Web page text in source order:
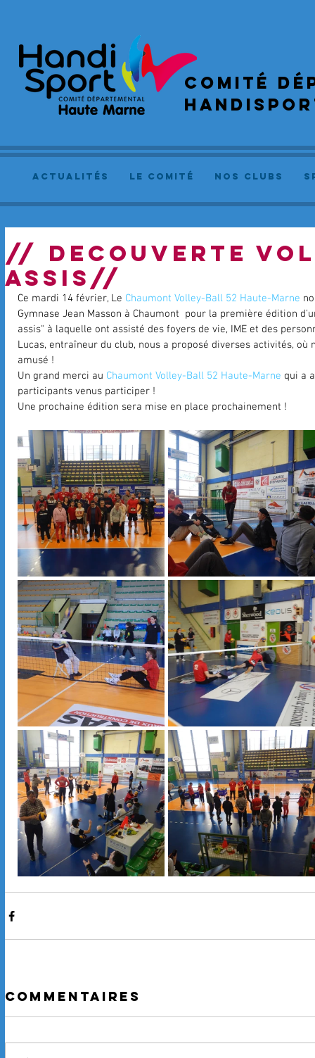
COMIté
actualités le comité NOS CLUBS
// DECOUVERTE
ASSIS//
Ce mardi 14 février, Le Chaumont Volley-Ball 52 Haute-Marne
Gymnase Jean Masson à Chaumont  pour la première édition
assis" à laquelle ont assisté des foyers de vie, IME et des
Lucas, entraîneur du club, nous a proposé diverses activités, où
amusé !
Un grand merci au Chaumont Volley-Ball 52 Haute-Marne qui a
participants venus participer !
Une prochaine édition sera mise en place prochainement !
Commentaires